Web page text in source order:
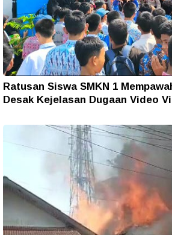
Ratusan Siswa SMKN 1
Desak Kejelasan Dugaan Video